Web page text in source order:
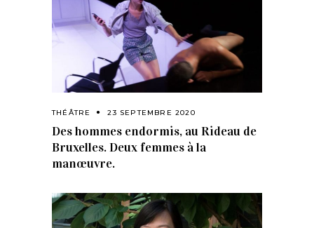
THÉÂTRE 23 SEPTEMBRE 2020
Des hommes endormis, au Rideau de
Bruxelles. Deux femmes à la
manœuvre.